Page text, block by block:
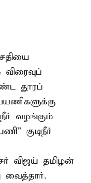
தூரப்
வழங்கும்
குடிநீர்
விஜய் தமிழன்
வைத்தார்.